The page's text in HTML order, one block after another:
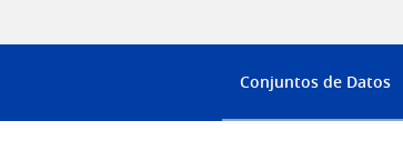
Conjuntos de Datos